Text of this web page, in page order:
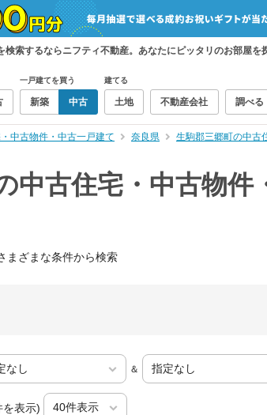
検索するならニフティ不動産。あなたにピッタリのお部屋を
一戸建てを買う
新築 中古
建てる
土地 不動産会社 調べる
中古物件・中古一戸建て 奈良県 生駒郡三郷町の中古
中古住宅・中古物件
まざまな条件から検索
＆
表示)